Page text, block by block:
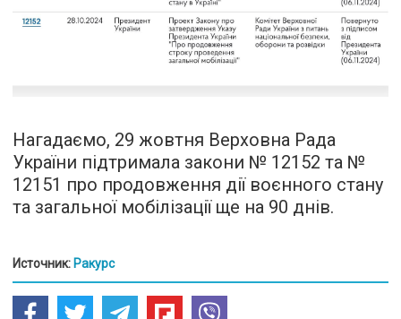
Нагадаємо, 29 жовтня Верховна Рада
України підтримала закони № 12152 та №
12151 про продовження дії воєнного стану
та загальної мобілізації ще на 90 днів.
Источник: Ракурс